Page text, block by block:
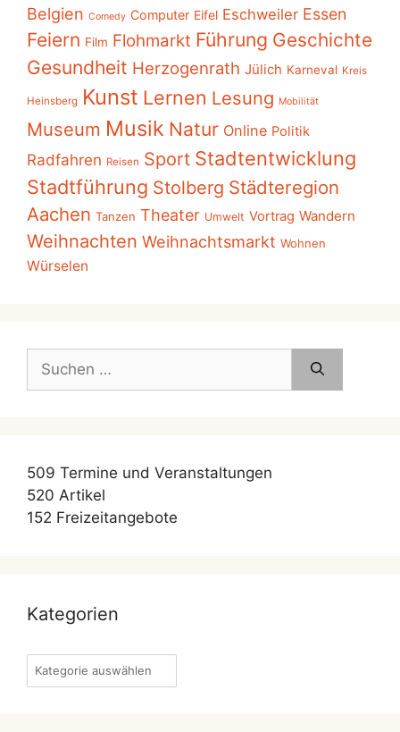
Belgien Comedy Computer Eifel Eschweiler Essen
Feiern Film Flohmarkt Führung Geschichte
Gesundheit Herzogenrath Jülich Karneval Kreis
Heinsberg Kunst Lernen Lesung Mobilität
Museum Musik Natur Online Politik
Radfahren Reisen Sport Stadtentwicklung
Stadtführung Stolberg Städteregion
Aachen Tanzen Theater Umwelt Vortrag Wandern
Weihnachten Weihnachtsmarkt Wohnen
Würselen
Suchen
nach:
509 Termine und Veranstaltungen
520 Artikel
152 Freizeitangebote
Kategorien
Kategorien